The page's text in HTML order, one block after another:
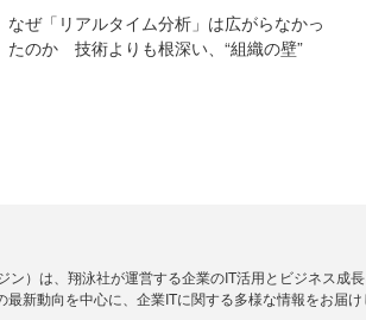
なぜ「リアルタイム分析」は広がらなかっ
たのか 技術よりも根深い、“組織の壁”
ン）は、翔泳社が運営する企業のIT活用とビジネス成
新動向を中心に、企業ITに関する多様な情報をお届け